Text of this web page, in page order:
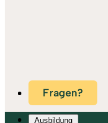
Fragen?
Ausbildung